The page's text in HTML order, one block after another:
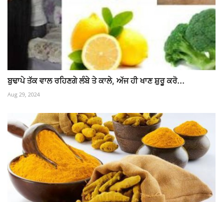
ਬੁਢਾਪੇ ਤੱਕ ਵਾਲ ਰਹਿਣਗੇ ਲੰਬੇ ਤੇ ਕਾਲੇ, ਅੱਜ ਹੀ ਖਾਣ ਸ਼ੁਰੂ ਕਰੋ...
Aug 29, 2024